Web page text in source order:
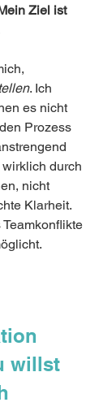
Ziel ist
. Ich
es nicht
Prozess
durch
nicht
Klarheit.
willst